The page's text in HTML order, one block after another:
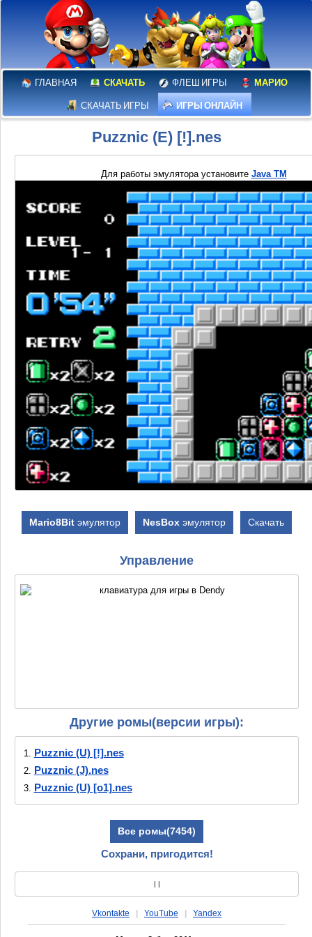
ГЛАВНАЯ СКАЧАТЬ ФЛЕШ ИГРЫ МАРИО
СКАЧАТЬ ИГРЫ ИГРЫ ОНЛАЙН
Puzznic (E) [!].nes
Для работы эмулятора установите Java TM
Mario8Bit эмулятор NesBox эмулятор Скачать
Управление
Другие ромы(версии игры):
1. Puzznic (U) [!].nes
2. Puzznic (J).nes
3. Puzznic (U) [o1].nes
Все ромы(7454)
Сохрани, пригодится!
Vkontakte YouTube Yandex